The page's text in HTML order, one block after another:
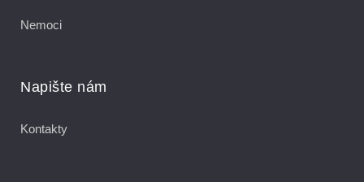
Nemoci
Napište nám
Kontakty